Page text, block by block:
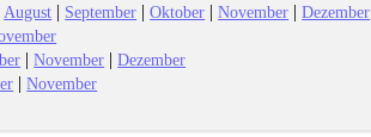
August | September |Oktober |November |Dezember
|November |Dezember
|November